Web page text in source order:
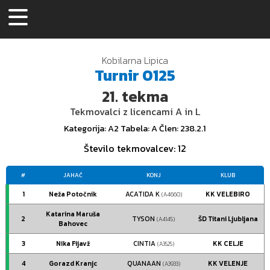
Kobilarna Lipica
Turnir0125
21. tekma
Tekmovalci z licencami A in L
Kategorija: A2 Tabela: AČlen: 238.2.1
Število tekmovalcev: 12
# JAHAČ KONJ KLUB
1 Neža Potočnik ACATIDA K (A4660) KK VELEBIRO
2
Katarina Maruša
Bahovec
TYSON(A4145) ŠD Titani Ljubljana
3 Nika Fijavž CINTIA (A3525) KK CELJE
4 Gorazd Kranjc QUANAAN (A3933) KK VELENJE